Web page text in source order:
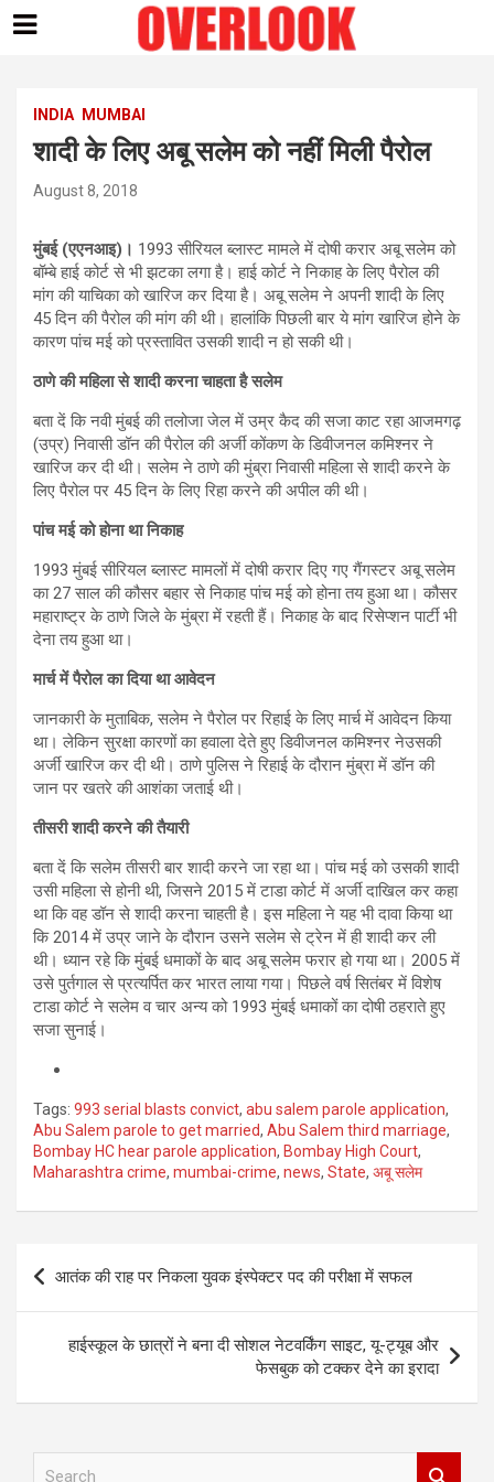
contentINDIA MUMBAI
शादी के लिए अबू सलेम को नहीं मिली पैरोल
August 8, 2018
मुंबई (एएनआइ)। 1993 सीरियल ब्लास्ट मामले में दोषी करार अबू सलेम को
बॉम्बे हाई कोर्ट से भी झटका लगा है। हाई कोर्ट ने निकाह के लिए पैरोल की
मांग की याचिका को खारिज कर दिया है। अबू सलेम ने अपनी शादी के लिए
45 दिन की पैरोल की मांग की थी। हालांकि पिछली बार ये मांग खारिज होने के
कारण पांच मई को प्रस्तावित उसकी शादी न हो सकी थी।
ठाणे की महिला से शादी करना चाहता है सलेम
बता दें कि नवी मुंबई की तलोजा जेल में उम्र कैद की सजा काट रहा आजमगढ़
(उप्र) निवासी डॉन की पैरोल की अर्जी कोंकण के डिवीजनल कमिश्नर ने
खारिज कर दी थी। सलेम ने ठाणे की मुंब्रा निवासी महिला से शादी करने के
लिए पैरोल पर 45 दिन के लिए रिहा करने की अपील की थी।
पांच मई को होना था निकाह
1993 मुंबई सीरियल ब्लास्ट मामलों में दोषी करार दिए गए गैंगस्टर अबू सलेम
का 27 साल की कौसर बहार से निकाह पांच मई को होना तय हुआ था। कौसर
महाराष्ट्र के ठाणे जिले के मुंब्रा में रहती हैं। निकाह के बाद रिसेप्शन पार्टी भी
देना तय हुआ था।
मार्च में पैरोल का दिया था आवेदन
जानकारी के मुताबिक, सलेम ने पैरोल पर रिहाई के लिए मार्च में आवेदन किया
था। लेकिन सुरक्षा कारणों का हवाला देते हुए डिवीजनल कमिश्नर नेउसकी
अर्जी खारिज कर दी थी। ठाणे पुलिस ने रिहाई के दौरान मुंब्रा में डॉन की
जान पर खतरे की आशंका जताई थी।
तीसरी शादी करने की तैयारी
बता दें कि सलेम तीसरी बार शादी करने जा रहा था। पांच मई को उसकी शादी
उसी महिला से होनी थी, जिसने 2015 में टाडा कोर्ट में अर्जी दाखिल कर कहा
था कि वह डॉन से शादी करना चाहती है। इस महिला ने यह भी दावा किया था
कि 2014 में उप्र जाने के दौरान उसने सलेम से ट्रेन में ही शादी कर ली
थी। ध्यान रहे कि मुंबई धमाकों के बाद अबू सलेम फरार हो गया था। 2005 में
उसे पुर्तगाल से प्रत्यर्पित कर भारत लाया गया। पिछले वर्ष सितंबर में विशेष
टाडा कोर्ट ने सलेम व चार अन्य को 1993 मुंबई धमाकों का दोषी ठहराते हुए
सजा सुनाई।
Tags: 993 serial blasts convict, abu salem parole application,
Abu Salem parole to get married, Abu Salem third marriage,
Bombay HC hear parole application, Bombay High Court,
Maharashtra crime, mumbai-crime, news, State, अबू सलेम
Post
navigation
आतंक की राह पर निकला युवक इंस्पेक्टर पद की परीक्षा में सफल
हाईस्कूल के छात्रों ने बना दी सोशल नेटवर्किंग साइट, यू-ट्यूब और
फेसबुक को टक्कर देने का इरादा